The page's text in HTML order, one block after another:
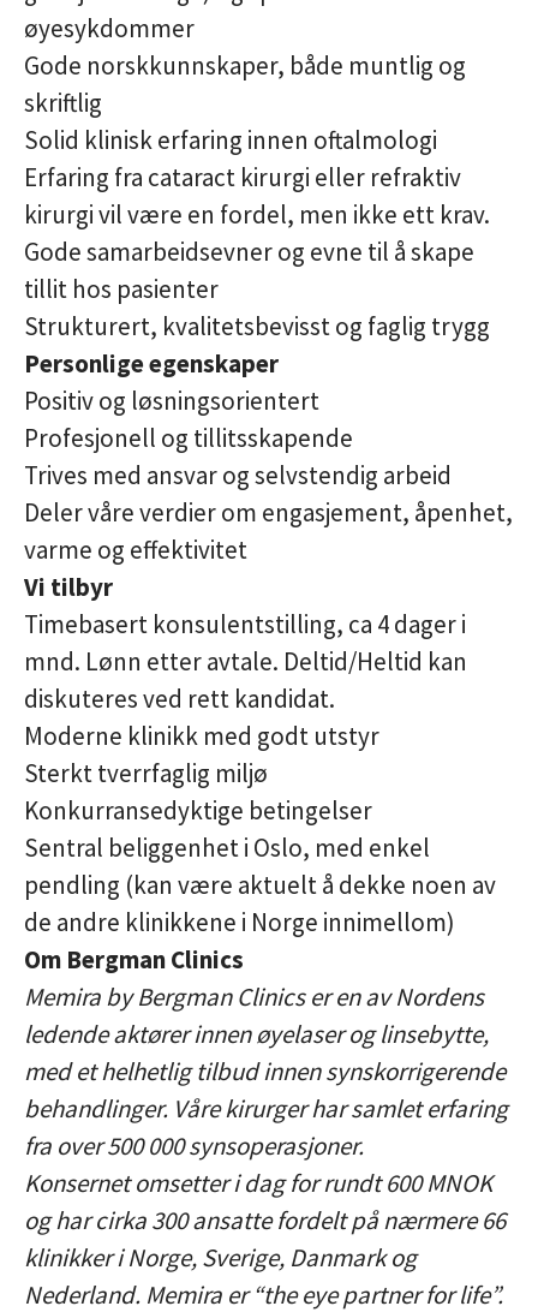
øyesykdommer
Gode norskkunnskaper, både muntlig og
skriftlig
Solid klinisk erfaring innen oftalmologi
Erfaring fra cataract kirurgi eller refraktiv
kirurgi vil være en fordel, men ikke ett krav.
Gode samarbeidsevner og evne til å skape
tillit hos pasienter
Strukturert, kvalitetsbevisst og faglig trygg
Personlige egenskaper
Positiv og løsningsorientert
Profesjonell og tillitsskapende
Trives med ansvar og selvstendig arbeid
Deler våre verdier om engasjement, åpenhet,
varme og effektivitet
Vi tilbyr
Timebasert konsulentstilling, ca 4 dager i
mnd. Lønn etter avtale. Deltid/Heltid kan
diskuteres ved rett kandidat.
Moderne klinikk med godt utstyr
Sterkt tverrfaglig miljø
Konkurransedyktige betingelser
Sentral beliggenhet i Oslo, med enkel
pendling (kan være aktuelt å dekke noen av
de andre klinikkene i Norge innimellom)
Om Bergman Clinics
Memira by Bergman Clinics er en av Nordens
ledende aktører innen øyelaser og linsebytte,
med et helhetlig tilbud innen synskorrigerende
behandlinger. Våre kirurger har samlet erfaring
fra over 500 000 synsoperasjoner.
Konsernet omsetter i dag for rundt 600 MNOK
og har cirka 300 ansatte fordelt på nærmere 66
klinikker i Norge, Sverige, Danmark og
Nederland. Memira er “the eye partner for life”.